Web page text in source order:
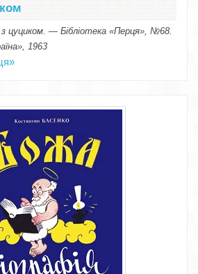
з цуциком. — Бібліотека «Перця», №68.
1963